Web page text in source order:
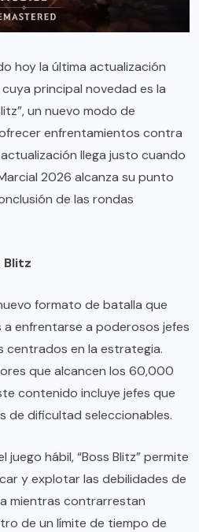
hoy la última actualización
cuya principal novedad es la
un nuevo modo de
enfrentamientos contra
llega justo cuando
2026 alcanza su punto
de las rondas
Blitz
formato de batalla que
enfrentarse a poderosos jefes
en la estrategia.
que alcancen los 60,000
contenido incluye jefes que
de dificultad seleccionables.
hábil, “Boss Blitz” permite
y explotar las debilidades de
mientras contrarrestan
de un límite de tiempo de